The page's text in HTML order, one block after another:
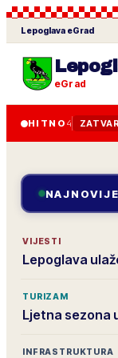
Lepoglava eGrad
eGrad
HITNO 4
NAJNOVIJE
VIJESTI
Lepoglava
TURIZAM
Ljetna sezona
INFRASTRUKTURA